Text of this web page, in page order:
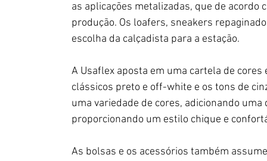
as aplicações metalizadas, que de
produção. Os loafers, sneakers
escolha da calçadista para a estação.
A Usaflex aposta em uma cartela de
clássicos preto e off-white e os tons de
uma variedade de cores, adicionando
proporcionando um estilo chique e
As bolsas e os acessórios também